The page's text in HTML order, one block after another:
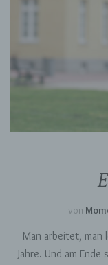
von
Man arbeitet, man
Jahre. Und am